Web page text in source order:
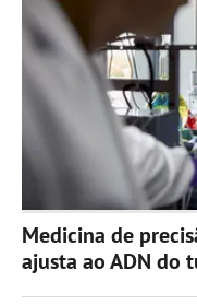
Medicina de
ajusta ao ADN do